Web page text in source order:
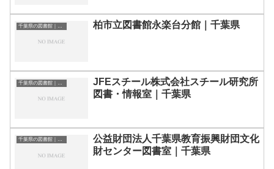
柏市立図書館永楽台分館｜千葉県
JFEスチール株式会社スチール研究所
図書・情報室｜千葉県
千葉県の図書館｜勉強できる場所
公益財団法人千葉県教育振興財団文化
財センター図書室｜千葉県